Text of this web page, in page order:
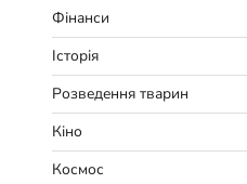
Фінанси
Історія
Розведення тварин
Кіно
Космос